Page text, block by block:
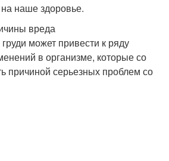
наше здоровье.
вреда
может привести к ряду
в организме, которые со
причиной серьезных проблем со